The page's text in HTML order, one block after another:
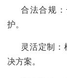
合法合规
护。
灵活定制
决方案。